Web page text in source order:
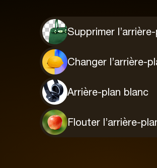
Supprimer
Changer l’arrière-
Arrière-plan blanc
Flouter l’arrière-